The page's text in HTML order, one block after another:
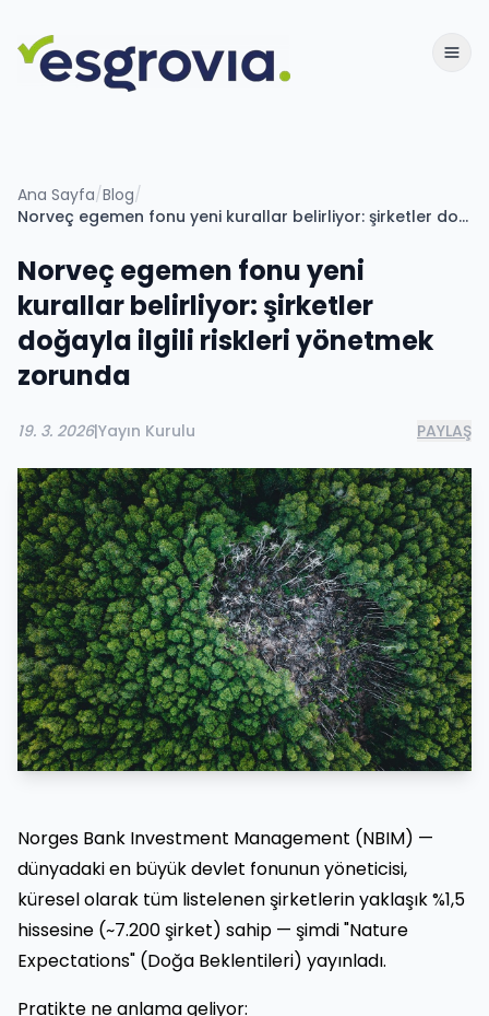
Ana Sayfa/Blog/
Norveç egemen fonu yeni kurallar belirliyor: şirketler doğayla ilgili riskleri yönetmek zorunda
Norveç egemen fonu yeni
kurallar belirliyor: şirketler
doğayla ilgili riskleri yönetmek
zorunda
19. 3. 2026|Yayın Kurulu PAYLAŞ
Norges Bank Investment Management (NBIM) —
dünyadaki en büyük devlet fonunun yöneticisi,
küresel olarak tüm listelenen şirketlerin yaklaşık %1,5
hissesine (~7.200 şirket) sahip — şimdi "Nature
Expectations" (Doğa Beklentileri) yayınladı.
Pratikte ne anlama geliyor: